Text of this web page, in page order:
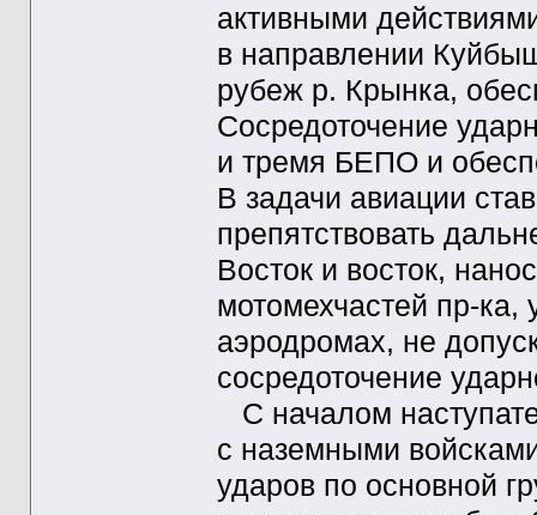
активными
в направлении
рубеж р. Крынка,
Сосредоточение
и тремя БЕПО и
В задачи авиации
препятствовать
Восток и восток,
мотомехчастей пр-
аэродромах, не
сосредоточение
С началом
с наземными
ударов по основной